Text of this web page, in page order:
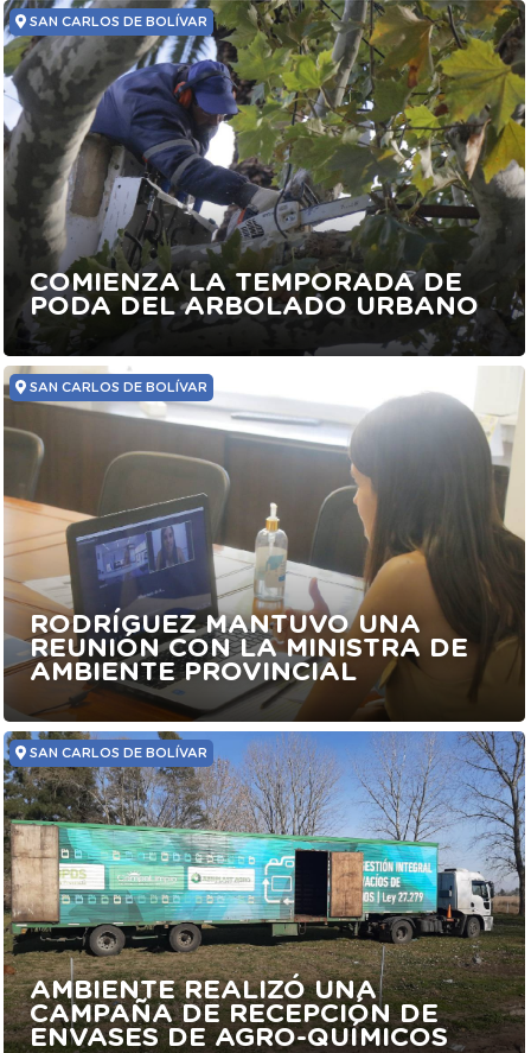
SAN CARLOS DE BOLÍVAR
COMIENZA LA TEMPORADA DE
PODA DEL ARBOLADO URBANO
SAN CARLOS DE BOLÍVAR
RODRÍGUEZ MANTUVO UNA
REUNIÓN CON LA MINISTRA DE
AMBIENTE PROVINCIAL
SAN CARLOS DE BOLÍVAR
AMBIENTE REALIZÓ UNA
CAMPAÑA DE RECEPCIÓN DE
ENVASES DE AGRO-QUÍMICOS